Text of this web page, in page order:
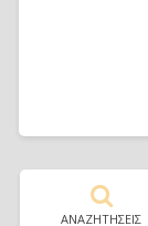
ΑΝΑΖΗΤΗΣΕΙΣ